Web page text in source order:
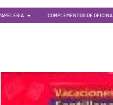
COMPLEMENTOS DE OFICINA